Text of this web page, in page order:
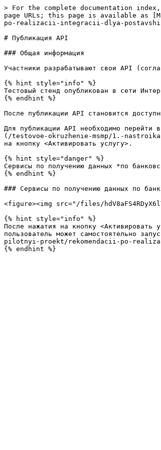
> For the complete documentation
page URLs; this page is available as
po-realizacii-integracii-dlya-
# Публикация API
### Общая информация
Участники разрабатывают свои API
{% hint style="info" %}
Тестовый стенд опубликован в сети
{% endhint %}
После публикации API становится
Для публикации API необходимо перейти
(/testovoe-okruzhenie-msmp/1.-
на кнопку <Активировать услугу>.
{% hint style="danger" %}
Сервисы по получению данных *по
{% endhint %}
### Сервисы по получению данных по
<figure><img src="/files/
{% hint style="info" %}
После нажатия на кнопку
пользователь может самостоятельно
pilotnyi-proekt/rekomendacii-po-